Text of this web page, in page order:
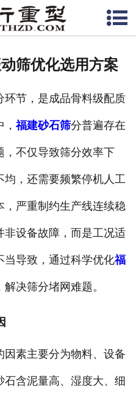
网站首页
联系我们
筛优化选用方案
节，是成品骨料级配质
福建砂石筛分普遍存在
，不仅导致筛分效率下
均，还需要频繁停机人工
严重制约生产线连续稳
非设备故障，而是工况适
当导致，通过科学优化福
决筛分堵网难题。
素主要分为物料、设备
含泥量高、湿度大、细